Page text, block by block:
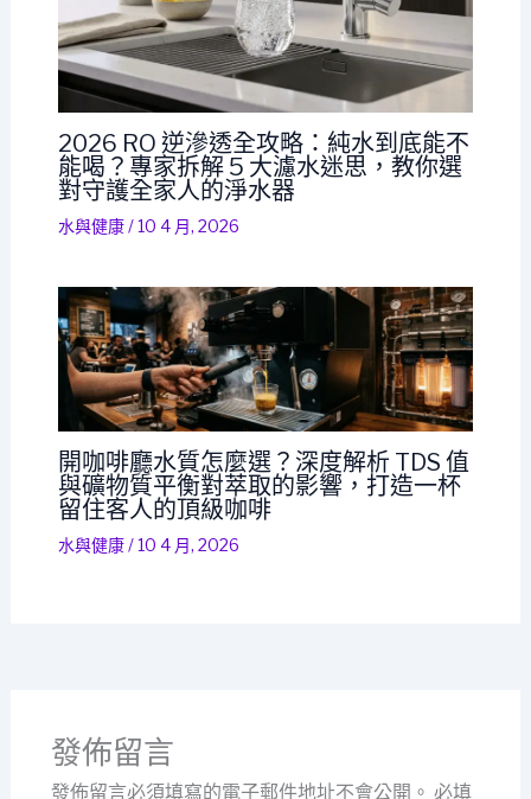
2026 RO 逆滲透全攻略：純水到底能不
能喝？專家拆解 5 大濾水迷思，教你選
對守護全家人的淨水器
水與健康/10 4 月, 2026
開咖啡廳水質怎麼選？深度解析 TDS 值
與礦物質平衡對萃取的影響，打造一杯
留住客人的頂級咖啡
水與健康/10 4 月, 2026
發佈留言
發佈留言必須填寫的電子郵件地址不會公開。 必填